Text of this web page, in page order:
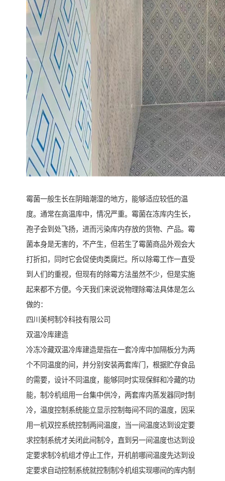
霉菌一般生长在阴暗潮湿的地方，能够适应较低的温
度。通常在高温库中，情况严重。霉菌在冻库内生长，
孢子会到处飞扬，进而污染库内存放的货物、产品。霉
菌本身是无害的，不产生，但若生了霉菌商品外观会大
打折扣，同时它会促使肉类腐烂。所以除霉工作一直受
到人们的重视，但现有的除霉方法虽然不少，但是实施
起来都不方便。今天我们来说说物理除霉法具体是怎么
做的：
四川美柯制冷科技有限公司
双温冷库建造
冷冻冷藏双温冷库建造是指在一套冷库中加隔板分为两
个不同温度的间，并分别安装两套库门，根据贮存食品
的需要，设计不同温度，能够同时实现保鲜和冷藏的功
能，制冷机组用一台集中供冷，两套库内蒸发器同时制
冷，温度控制系统能立显示控制每间不同的温度，因采
用一机双控系统控制两间温度，当一间温度达到设定要
求控制系统才关闭此间制冷，直到另一间温度也达到设
定要求制冷机组才停止工作，开机前哪间温度先达到设
定要求自动控制系统就控制制冷机组实现哪间的库内制